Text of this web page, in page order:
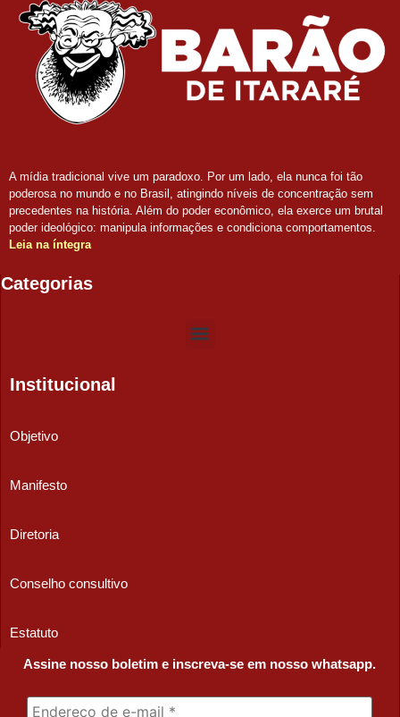
A mídia tradicional vive um paradoxo. Por um lado, ela nunca foi tão
poderosa no mundo e no Brasil, atingindo níveis de concentração sem
precedentes na história. Além do poder econômico, ela exerce um brutal
poder ideológico: manipula informações e condiciona comportamentos.
Leia na íntegra
Categorias
Institucional
Objetivo
Manifesto
Diretoria
Conselho consultivo
Estatuto
Assine nosso boletim e inscreva-se em nosso whatsapp.